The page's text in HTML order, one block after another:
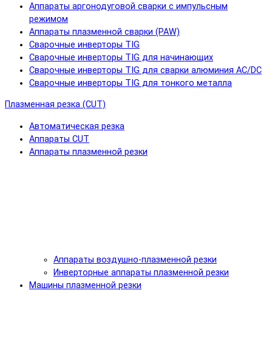
Аппараты аргонодуговой сварки с импульсным
режимом
Аппараты плазменной сварки (PAW)
Сварочные инверторы TIG
Сварочные инверторы TIG для начинающих
Сварочные инверторы TIG для сварки алюминия AC/DC
Сварочные инверторы TIG для тонкого металла
Плазменная резка (CUT)
Автоматическая резка
Аппараты CUT
Аппараты плазменной резки
Аппараты воздушно-плазменной резки
Инверторные аппараты плазменной резки
Машины плазменной резки